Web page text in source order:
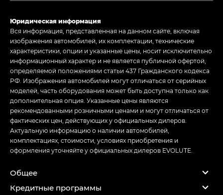
Юридическая информация
Вся информация, представленная на данном сайте, включая
изображения автомобилей, их комплектации, технические
характеристики, опции и указанные цены, носит исключительно
информационный характер и не является публичной офертой,
определяемой положениями статьи 437 Гражданского кодекса
РФ. Изображения автомобилей могут отличаться от серийных
моделей, часть оборудования может быть доступна только как
дополнительная опция. Указанные цены являются
рекомендованными розничными ценами и могут отличаться от
фактических цен, действующих у официальных дилеров.
Актуальную информацию о наличии автомобилей,
комплектациях, стоимости, условиях приобретения и
оформления уточняйте у официальных дилеров EVOLUTE.
Общее
Кредитные программы